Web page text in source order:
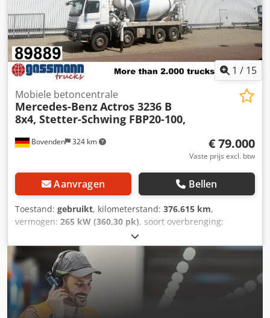
1 / 15
Bovenden 324 km
Mobiele betoncentrale
Mercedes-BenzActros 3236 B
8x4, Stetter-Schwing FBP20-100,
€ 79.000
Vaste prijs excl. btw
Aanvragen Bellen
Toestand: gebruikt, kilometerstand: 376.615 km,
vermogen: 265 kW (360,30 pk), soort overbrenging:
diesel
totaalgewicht:32.000 kg, leeggewicht:20.500 kg, maximaal
laadgewicht:11.500 kg , bandenmaten: 315/80R22.5
asconfiguratie:8x4, aantal zitplaatsen:2, eerste registratie:
09/2008, emissieklasse: , remmen: constante
gaspedaal, ophanging:
, bestuurderscabine:
dagcabine
, Uitrusting: